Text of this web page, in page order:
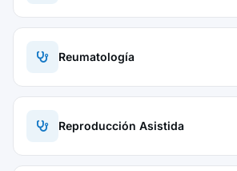
Reumatología
Reproducción Asistida